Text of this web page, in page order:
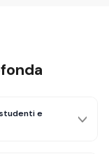
e